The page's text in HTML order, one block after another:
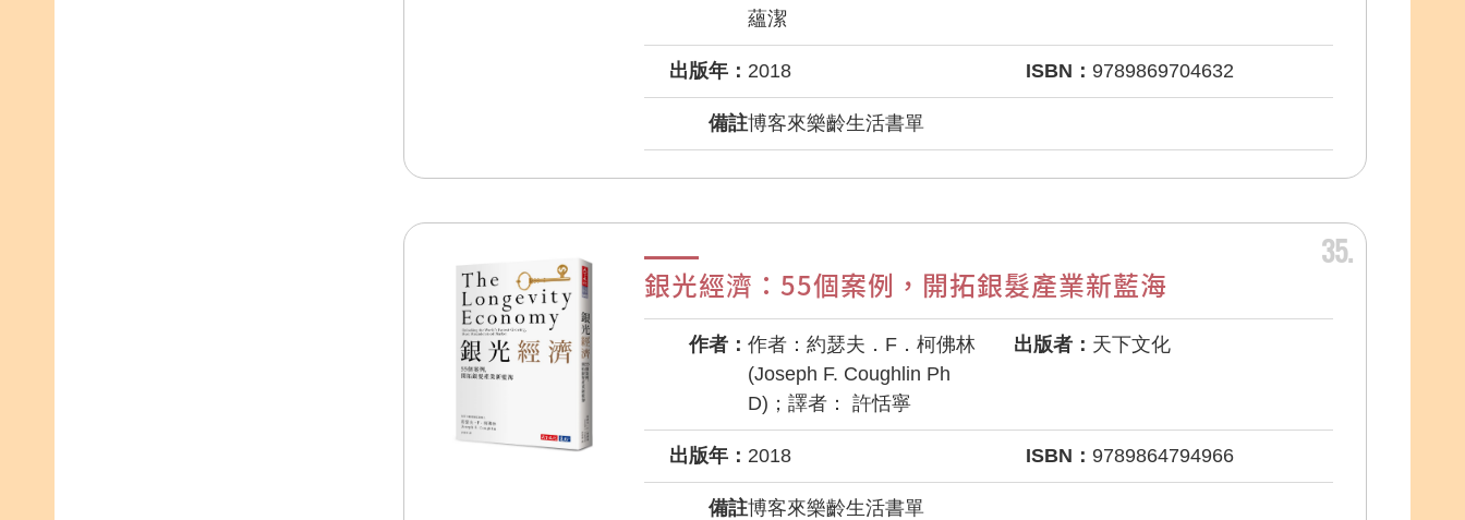
蘊潔
出版年： 2018 ISBN： 9789869704632
備註博客來樂齡生活書單
35
銀光經濟：55個案例，開拓銀髮產業新藍海
作者： 作者：約瑟夫．F．柯佛林
(Joseph F. Coughlin Ph
D)；譯者： 許恬寧
出版者： 天下文化
出版年： 2018 ISBN： 9789864794966
備註博客來樂齡生活書單